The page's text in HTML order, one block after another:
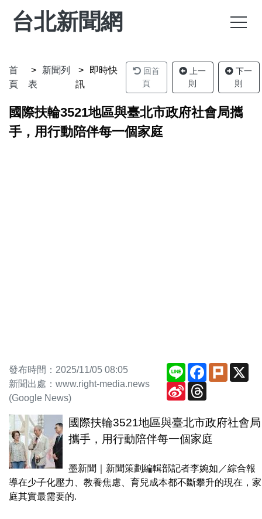
台北新聞網
首
頁
新聞列
表
即時快
訊
回首
頁
上一
則
下一
則
國際扶輪3521地區與臺北市政府社會局攜
手，用行動陪伴每一個家庭
發布時間：2025/11/05 08:05
新聞出處：www.right-media.news
(Google News)
Line Facebook
Plurk
Sina
Weibo
國際扶輪3521地區與臺北市政府社會局
攜手，用行動陪伴每一個家庭
墨新聞｜新聞策劃編輯部記者李婉如／綜合報
導在少子化壓力、教養焦慮、育兒成本都不斷攀升的現在，家
庭其實最需要的.